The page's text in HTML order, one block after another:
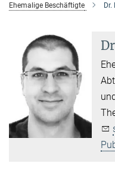
Ehemalige Beschäftigte Dr.